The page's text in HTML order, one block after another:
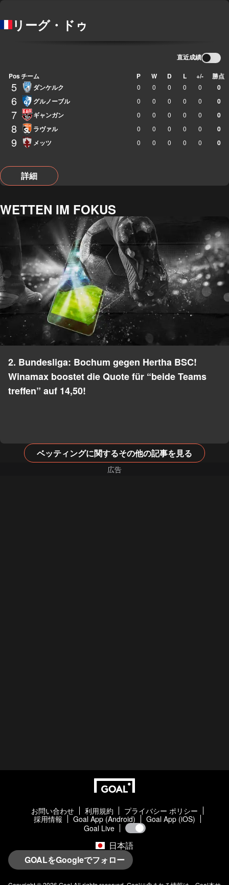
リーグ・ドゥ
直近成績
Posチーム P W D L +/- 勝点
5 ダンケルク 0 0 0 0 0 0
6 グルノーブル 0 0 0 0 0 0
7 ギャンガン 0 0 0 0 0 0
8 ラヴァル 0 0 0 0 0 0
9 メッツ 0 0 0 0 0 0
詳細
WETTEN IM FOKUS
2. Bundesliga: Bochum gegen Hertha BSC!
Winamax boostet die Quote für “beide Teams
treffen” auf 14,50!
ベッティングに関するその他の記事を見る
お問い合わせ 利用規約
プライバシー ポリシー
採用情報
Goal App (Android)
Goal App (iOS)
Goal Live
日本語
GOALをGoogleでフォロー